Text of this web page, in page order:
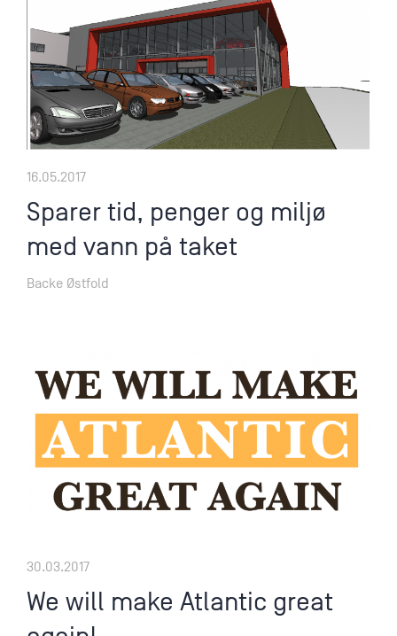
16.05.2017
Sparer tid, penger og miljø
med vann på taket
Backe Østfold
30.03.2017
We will make Atlantic great